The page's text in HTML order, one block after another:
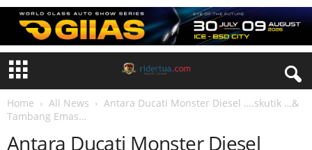
Home All News
Antara Ducati Monster Diesel ….skutik …&
Tambang Emas…
Antara Ducati Monster Diesel